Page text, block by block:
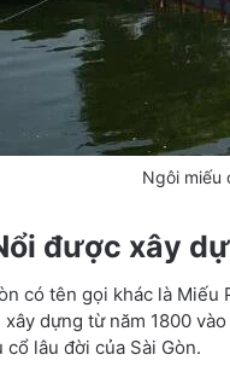
Ngôi miếu
được xây
có tên gọi khác là Miếu
dựng từ năm 1800
cổ lâu đời của Sài Gòn.